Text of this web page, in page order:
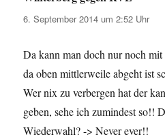
6. September 2014 um 2:52 Uhr
Da kann man doch nur noch
da oben mittlerweile abgeht ist
Wer nix zu verbergen hat der
geben, sehe ich zumindest so!!
Wiederwahl? -> Never ever!!